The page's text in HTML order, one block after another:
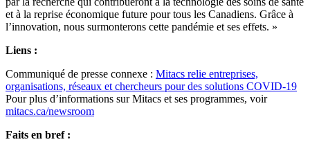
et à la reprise économique future pour tous les Canadiens. Grâce à
l’innovation, nous surmonterons cette pandémie et ses effets. »
Liens :
Communiqué de presse connexe : Mitacs relie entreprises,
organisations, réseaux et chercheurs pour des solutions COVID-19
Pour plus d’informations sur Mitacs et ses programmes, voir
mitacs.ca/newsroom
Faits en bref :